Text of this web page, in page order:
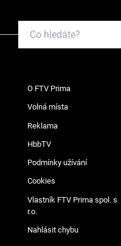
O FTV Prima
Volná místa
Reklama
HbbTV
Podmínky užívání
Cookies
Vlastník FTV Prima spol. s
r.o.
Nahlásit chybu